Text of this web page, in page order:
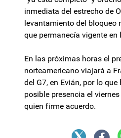
inmediata del estrecho de
levantamiento del bloqueo
que permanecía vigente en
En las próximas horas el
norteamericano viajará a
del G7, en Evián, por lo
posible presencia el
quien firme acuerdo.